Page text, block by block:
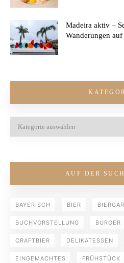
Madeira aktiv –
Wanderungen
AUF DER
BAYERISCH BIER
BUCHVORSTELLUNG BURGER
CRAFTBIER DELIKATESSEN
EINGEMACHTES FRÜHSTÜCK